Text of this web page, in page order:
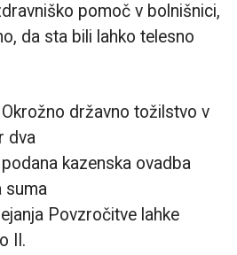
pomoč v bolnišnici,
da sta bili lahko telesno
državno tožilstvo v
dva
kazenska ovadba
suma
Povzročitve lahke
II.